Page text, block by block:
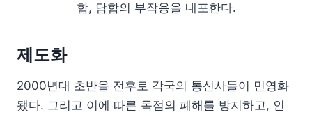
합, 담합의 부작용을 내포한다.
제도화
2000년대 초반을 전후로 각국의 통신사들이 민영화
됐다. 그리고 이에 따른 독점의 폐해를 방지하고, 인